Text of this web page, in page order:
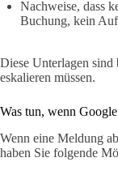
Nachweise, dass
Buchung, kein
Diese Unterlagen sind
eskalieren müssen.
Was tun, wenn
Wenn eine Meldung
haben Sie folgende